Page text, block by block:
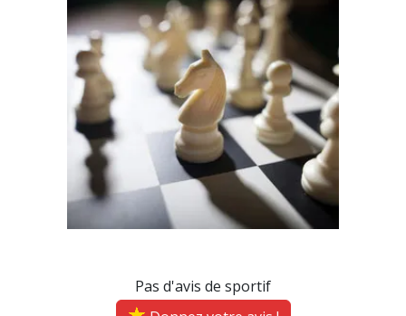
Pas d'avis de sportif